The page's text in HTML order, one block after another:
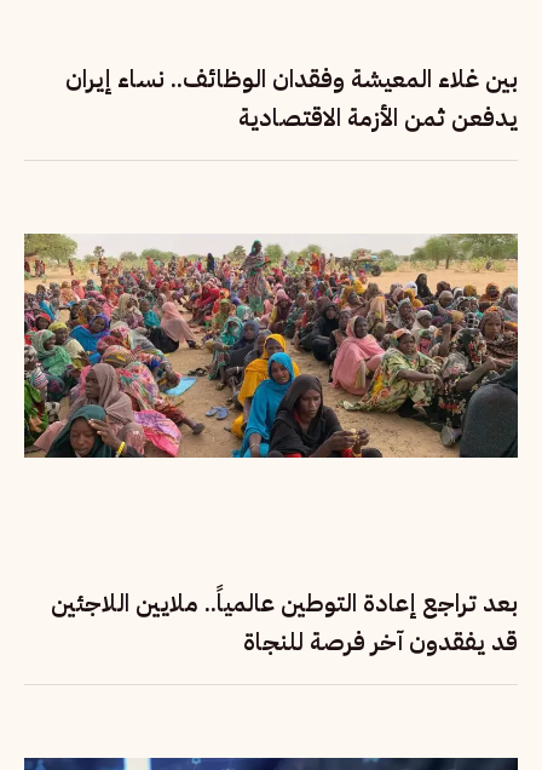
بين غلاء المعيشة وفقدان الوظائف.. نساء إيران
يدفعن ثمن الأزمة الاقتصادية
بعد تراجع إعادة التوطين عالمياً.. ملايين اللاجئين
قد يفقدون آخر فرصة للنجاة